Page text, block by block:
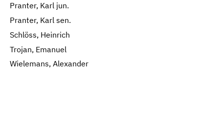
Pranter, Karl jun.
Pranter, Karl sen.
Schlöss, Heinrich
Trojan, Emanuel
Wielemans, Alexander